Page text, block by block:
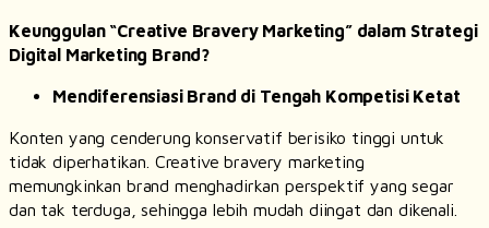
Keunggulan “Creative Bravery Marketing” dalam Strategi
Digital Marketing Brand?
Mendiferensiasi Brand di Tengah Kompetisi Ketat
Konten yang cenderung konservatif berisiko tinggi untuk
tidak diperhatikan. Creative bravery marketing
memungkinkan brand menghadirkan perspektif yang segar
dan tak terduga, sehingga lebih mudah diingat dan dikenali.